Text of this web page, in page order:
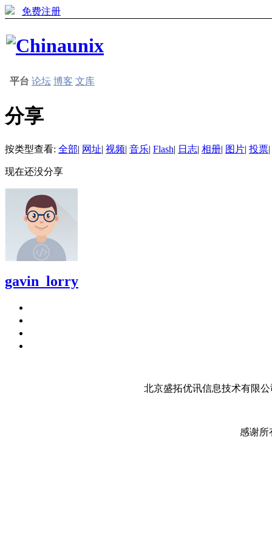
免费注册
平台 论坛 博客 文库
分享
按类型查看: 全部| 网址| 视频| 音乐| Flash| 日志| 相册| 图片| 投票|
现在还没分享
gavin_lorry
北京盛拓优讯信息技术有限
感谢所